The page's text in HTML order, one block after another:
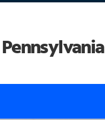
Pennsylvania